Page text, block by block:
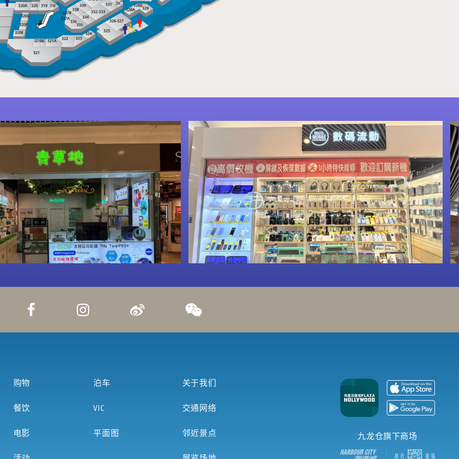
购物
餐饮
电影
泊车
VIC
平面图
关于我们
交通网络
邻近景点 九龙仓旗下商场